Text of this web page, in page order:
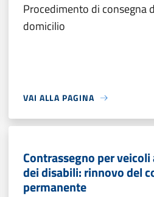
Procedimento di consegna
domicilio
VAI ALLA PAGINA
Contrassegno per veicoli
dei disabili: rinnovo del
permanente